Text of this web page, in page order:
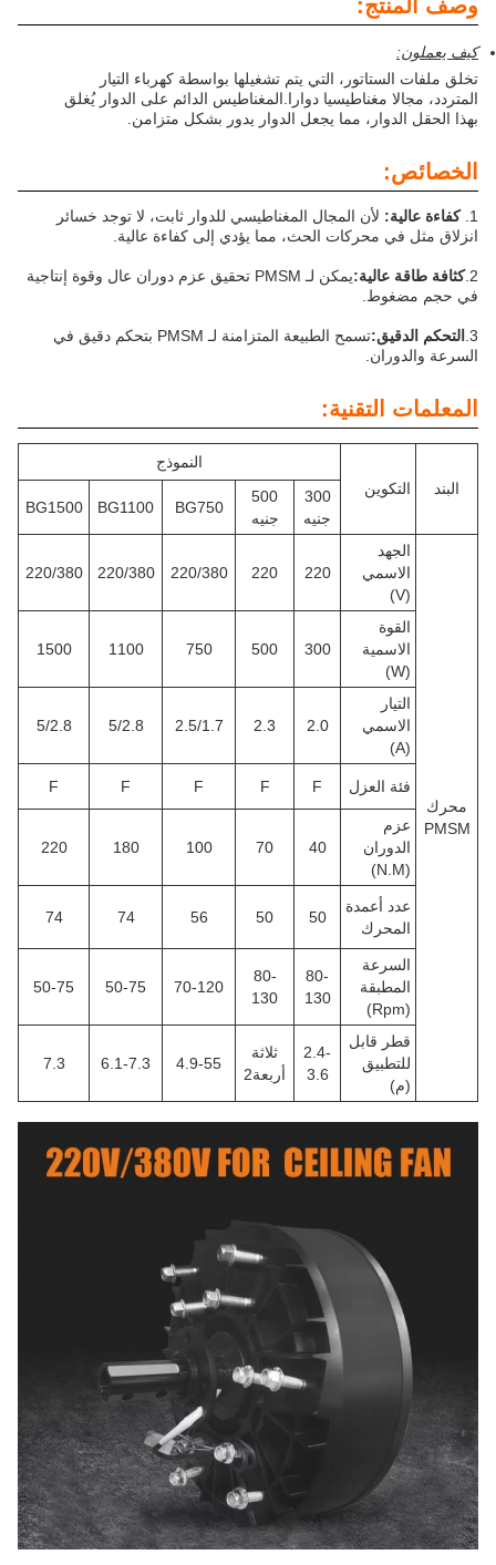
وصف المنتج:
كيف يعملون:
تخلق ملفات الستاتور، التي يتم تشغيلها بواسطة كهرباء التيار
المتردد، مجالا مغناطيسيا دوارا. المغناطيس الدائم على الدوار يُغلق
بهذا الحقل الدوار، مما يجعل الدوار يدور بشكل متزامن.
الخصائص:
كفاءة عالية: لأن المجال المغناطيسي للدوار ثابت، لا توجد خسائر
انزلاق مثل في محركات الحث، مما يؤدي إلى كفاءة عالية.
كثافة طاقة عالية:
يمكن لـ PMSM تحقيق عزم دوران عال وقوة إنتاجية
في حجم مضغوط.
التحكم الدقيق:
تسمح الطبيعة المتزامنة لـ PMSM بتحكم دقيق في
السرعة والدوران.
المعلمات التقنية:
البند التكوين
النموذج
300
جنيه
500
جنيه
BG750
BG1100
BG1500
محرك
PMSM
الجهد
الاسمي
220
220
220/380
220/380
220/380
القوة
الاسمية
300
500
750
1100
1500
التيار
الاسمي
2.0
2.3
2.5/1.7
5/2.8
5/2.8
فئة العزل F
F
F
F
F
عزم
الدوران
40
70
100
180
220
عدد أعمدة
المحرك
50
50
56
74
74
السرعة
المطبقة
80-
130
80-
130
70-120
50-75
50-75
قطر قابل
للتطبيق
(م)
2.4-
3.6
ثلاثة
أربعة2
4.9-55
6.1-7.3
7.3